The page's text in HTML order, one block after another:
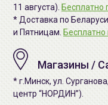
11 августа). Бесплатно
* Доставка по
и Пятницам. Бесплатно
Магазины /
* г.Минск, ул.
центр “НОРДИН”).